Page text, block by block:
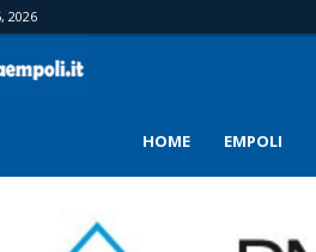
2026
HOME EMPOLI